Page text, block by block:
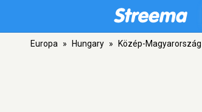
Europa » Hungary » Közép-Magyarország